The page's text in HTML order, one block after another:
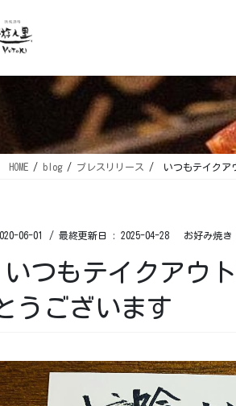
HOME blog プレスリリース いつもテイクア
06-01 / 最終更新日 : 2025-04-28 お好み焼き
いつもテイクアウ
うございます